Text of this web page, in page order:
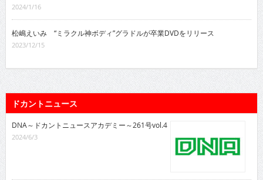
2024/1/16
松嶋えいみ “ミラクル神ボディ”グラドルが卒業DVDをリリース
2023/12/15
ドカントニュース
DNA～ドカントニュースアカデミー～261号vol.4
2024/6/3